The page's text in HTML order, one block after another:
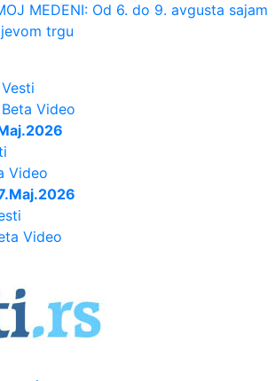
36. akcija "Crveno-bela
je ukupno 307 ...
"Želim u finale"
u Sloveniji prodato 12,4 posto
Obrić otvoreno o razvodima:
sve ostavljala, a ...
SPREMA POJAČANJE:
na korak od Malog K...
MEDENI: Od 6. do 9. avgusta sajam
trgu
Video
Video
Video